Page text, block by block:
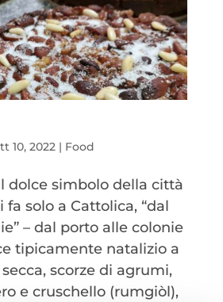
10, 2022| Food
dolce simbolo della città
fa solo a Cattolica, “dal
– dal porto alle colonie
tipicamente natalizio a
scorze di agrumi,
e cruschello (rumgiòl),